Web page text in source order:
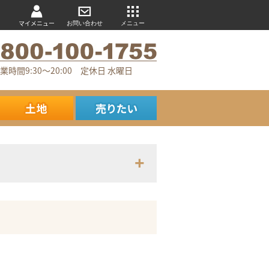
マイメニュー お問い合わせ メニュー
時間9:30～20:00 定休日 水曜日